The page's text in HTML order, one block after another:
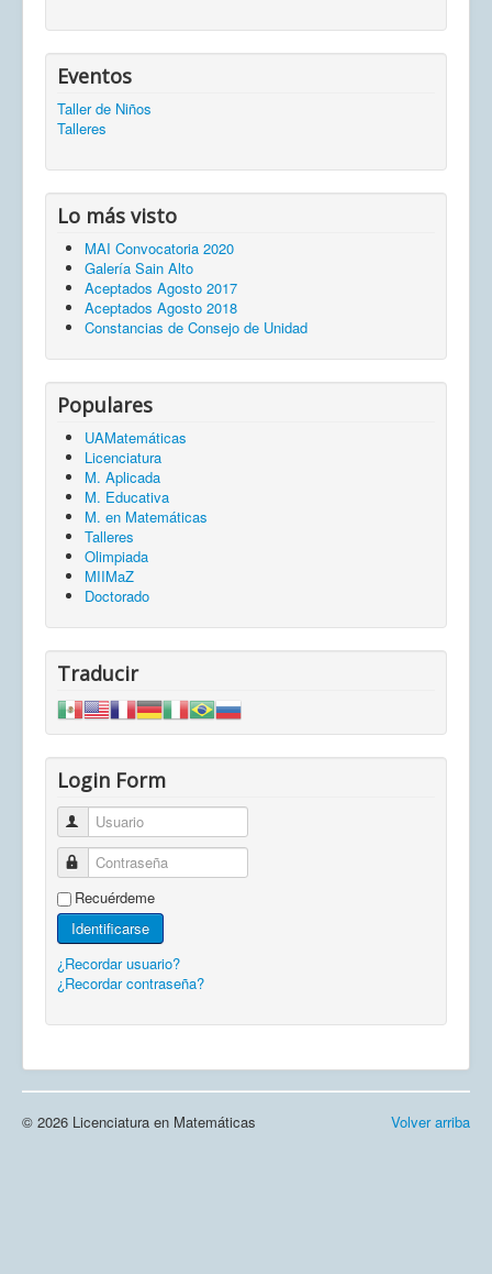
Eventos
Taller de Niños
Talleres
Lo más visto
MAI Convocatoria 2020
Galería Sain Alto
Aceptados Agosto 2017
Aceptados Agosto 2018
Constancias de Consejo de Unidad
Populares
UAMatemáticas
Licenciatura
M. Aplicada
M. Educativa
M. en Matemáticas
Talleres
Olimpiada
MIIMaZ
Doctorado
Traducir
Login Form
Usuario
Contraseña
Recuérdeme
Identificarse
¿Recordar usuario?
¿Recordar contraseña?
Volver arriba
© 2026 Licenciatura en Matemáticas